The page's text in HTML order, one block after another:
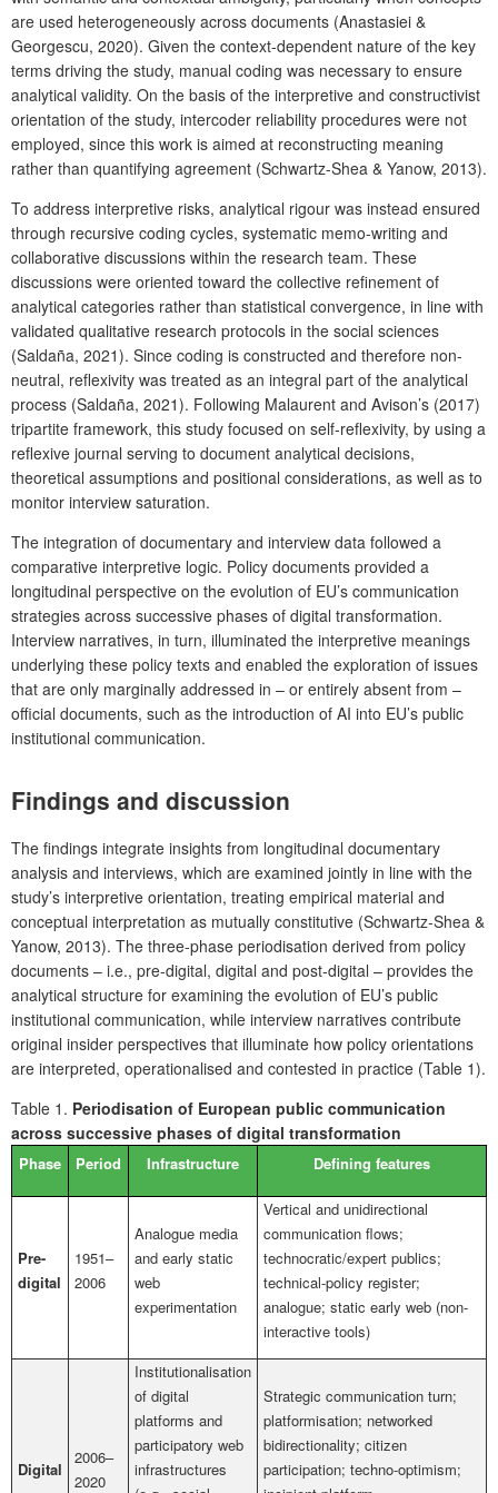
are used heterogeneously across documents (Anastasiei &
Georgescu, 2020). Given the context-dependent nature of the key
terms driving the study, manual coding was necessary to ensure
analytical validity. On the basis of the interpretive and constructivist
orientation of the study, intercoder reliability procedures were not
employed, since this work is aimed at reconstructing meaning
rather than quantifying agreement (Schwartz-Shea & Yanow, 2013).
To address interpretive risks, analytical rigour was instead ensured
through recursive coding cycles, systematic memo-writing and
collaborative discussions within the research team. These
discussions were oriented toward the collective refinement of
analytical categories rather than statistical convergence, in line with
validated qualitative research protocols in the social sciences
(Saldaña, 2021). Since coding is constructed and therefore non-
neutral, reflexivity was treated as an integral part of the analytical
process (Saldaña, 2021). Following Malaurent and Avison’s (2017)
tripartite framework, this study focused on self-reflexivity, by using a
reflexive journal serving to document analytical decisions,
theoretical assumptions and positional considerations, as well as to
monitor interview saturation.
The integration of documentary and interview data followed a
comparative interpretive logic. Policy documents provided a
longitudinal perspective on the evolution of EU’s communication
strategies across successive phases of digital transformation.
Interview narratives, in turn, illuminated the interpretive meanings
underlying these policy texts and enabled the exploration of issues
that are only marginally addressed in – or entirely absent from –
official documents, such as the introduction of AI into EU’s public
institutional communication.
Findings and discussion
The findings integrate insights from longitudinal documentary
analysis and interviews, which are examined jointly in line with the
study’s interpretive orientation, treating empirical material and
conceptual interpretation as mutually constitutive (Schwartz-Shea &
Yanow, 2013). The three-phase periodisation derived from policy
documents – i.e., pre-digital, digital and post-digital – provides the
analytical structure for examining the evolution of EU’s public
institutional communication, while interview narratives contribute
original insider perspectives that illuminate how policy orientations
are interpreted, operationalised and contested in practice (Table 1).
Table 1. Periodisation of European public communication
across successive phases of digital transformation
Phase Period Infrastructure Defining features
Pre-
digital
1951–
2006
Analogue media
and early static
web
experimentation
Vertical and unidirectional
communication flows;
technocratic/expert publics;
technical-policy register;
analogue; static early web (non-
interactive tools)
Digital
2006–
2020
Institutionalisation
of digital
platforms and
participatory web
infrastructures
Strategic communication turn;
platformisation; networked
bidirectionality; citizen
participation; techno-optimism;